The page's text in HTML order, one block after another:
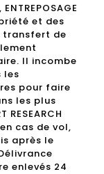
et des
transfert de
Il incombe
les
pour faire
les plus
cas de vol,
après le
enlevés 24